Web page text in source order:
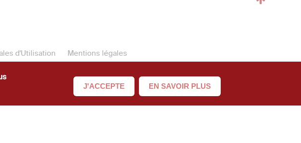
d'Utilisation Mentions légales
contact@lacabrik.com
J'ACCEPTE EN SAVOIR PLUS